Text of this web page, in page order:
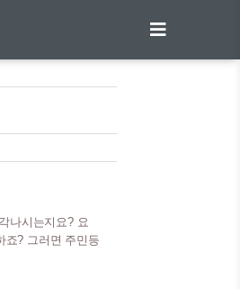
나시는지요? 요
죠? 그러면 주민등
은 어디에 사용